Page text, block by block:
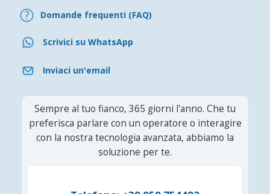
Domande frequenti (FAQ)
Scrivici su WhatsApp
Inviaci un'email
Sempre al tuo fianco, 365 giorni l'anno. Che tu
preferisca parlare con un operatore o interagire
con la nostra tecnologia avanzata, abbiamo la
soluzione per te.